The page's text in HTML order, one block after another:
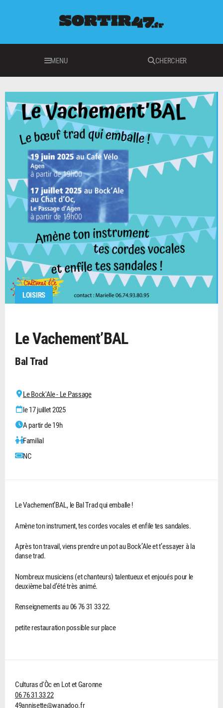
MENU CHERCHER
LOISIRS
Le Vachement’BAL
Bal Trad
Le Bock'Ale - Le Passage
le 17 juillet 2025
A partir de 19h
Familial
NC
Le Vachement’BAL, le Bal Trad qui emballe !
Amène ton instrument, tes cordes vocales et enfile tes sandales.
Après ton travail, viens prendre un pot au Bock’Ale et t’essayer à la
danse trad.
Nombreux musiciens (et chanteurs) talentueux et enjoués pour le
deuxième bal d’été très animé.
Renseignements au 06 76 31 33 22.
petite restauration possible sur place
Culturas d'Òc en Lot et Garonne
06 76 31 33 22
49annisette@wanadoo.fr